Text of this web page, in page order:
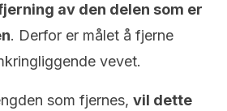
av den delen som er
. Derfor er målet å fjerne
vevet.
som fjernes, vil dette